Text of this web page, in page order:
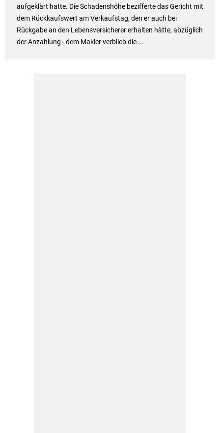
aufgeklärt hatte. Die Schadenshöhe bezifferte das Gericht mit
dem Rückkaufswert am Verkaufstag, den er auch bei
Rückgabe an den Lebensversicherer erhalten hätte, abzüglich
der Anzahlung - dem Makler verblieb die ...